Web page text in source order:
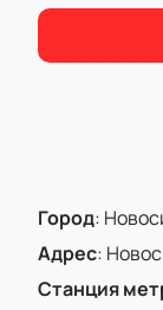
Город:
Адрес:
Станция